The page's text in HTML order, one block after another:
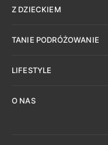
Z DZIECKIEM
TANIE PODRÓŻOWANIE
LIFESTYLE
O NAS